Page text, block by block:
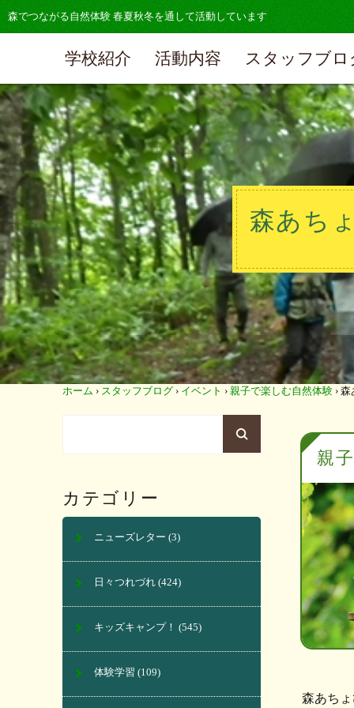
森でつながる自然体験 春夏秋冬を通して活動しています
学校紹介 活動内容 スタッフブロ
森あち
ホーム › スタッフブログ › イベント › 親子で楽しむ自然体験 › 森
親
森あち
カテゴリー
ニューズレター (3)
日々つれづれ (424)
キッズキャンプ！ (545)
体験学習 (109)